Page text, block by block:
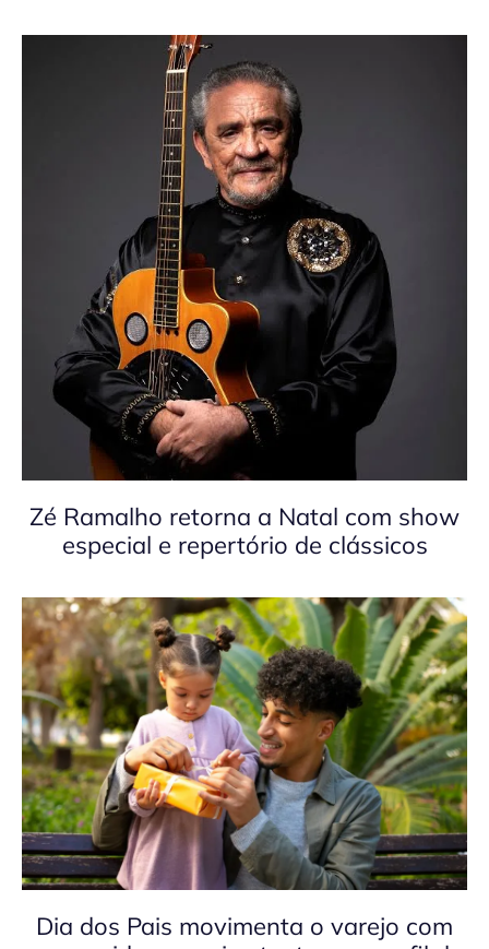
Zé Ramalho retorna a Natal com show
especial e repertório de clássicos
Dia dos Pais movimenta o varejo com